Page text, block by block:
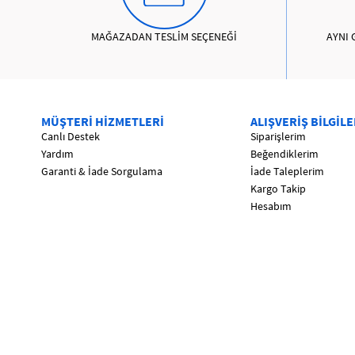
MAĞAZADAN TESLİM SEÇENEĞİ AYNI
MÜŞTERİ HİZMETLERİ
Canlı Destek
Yardım
Garanti & İade Sorgulama
ALIŞVERİŞ
Siparişlerim
Beğendiklerim
İade Taleplerim
Kargo Takip
Hesabım